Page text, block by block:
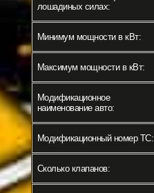
лошадиных силах:
Минимум мощности в кВт:
Максимум мощности в кВт:
Модификационное
наименование авто:
Модификационный номер ТС:
Сколько клапанов: